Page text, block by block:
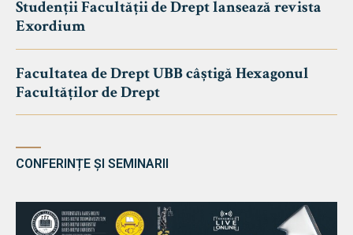
Studenții Facultății de Drept lansează revista
Exordium
Facultatea de Drept UBB câștigă Hexagonul
Facultăților de Drept
CONFERINȚE ȘI SEMINARII